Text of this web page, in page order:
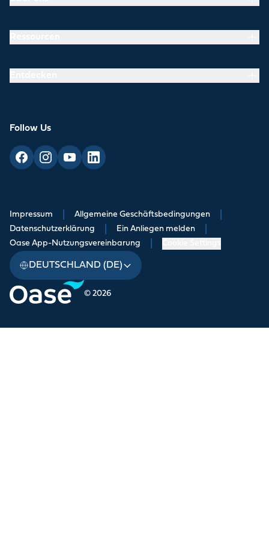
Follow Us
© 2026
Impressum Allgemeine Geschäftsbedingungen
Datenschutzerklärung Ein Anliegen melden
Oase App-Nutzungsvereinbarung
DEUTSCHLAND (DE)